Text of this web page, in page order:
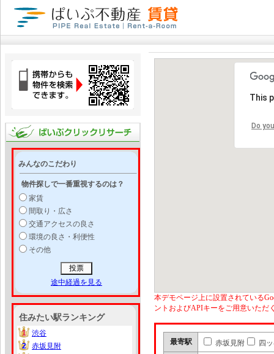
みんなのこだわり
物件探しで一番重視するのは？
家賃
間取り・広さ
交通アクセスの良さ
環境の良さ・利便性
その他
途中経過を見る
住みたい駅ランキング
1
1
渋谷
2
2
赤坂見附
This
Do
本デモページ上に設置されている
ントおよびAPIキーをご用意いただ
最寄駅 赤坂見附 四